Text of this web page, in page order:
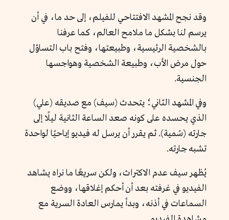
وقد نجح المشهد الافتتاحي للفيلم، إلى حد ما، في أن
يرسم لنا بشكل ما ملامح العالم، كما عرفنا
بالشخصية الرئيسية، وطبيعتها، وفتح باب التساؤل
حول مرض الأب، وطبيعة الشخصية وهواجسها
الجنسية.
وفي المشهد الثاني؛ يتحدث (سيف) مع صديقه (علي)
الذي يحسده على كونه صعد الساعة الثانية ليلًا إلى
جارته (سُمية). ثم يقرر أن يرسل له فيديو إباحيًا لواحدة
تشبه جارته.
يُظهر سيف عدم الاكتراث، ولكن سريعًا ما نراه يشاهد
الفيديو في غرفته بعد أن أحكم إغلاقها، ووضع
السماعات في أذنه، وبدأ يمارس العادة السرية مع